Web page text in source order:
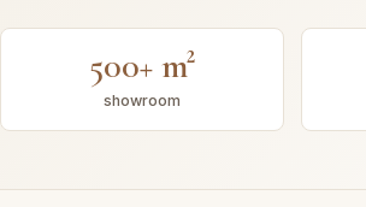
500+ m²
showroom